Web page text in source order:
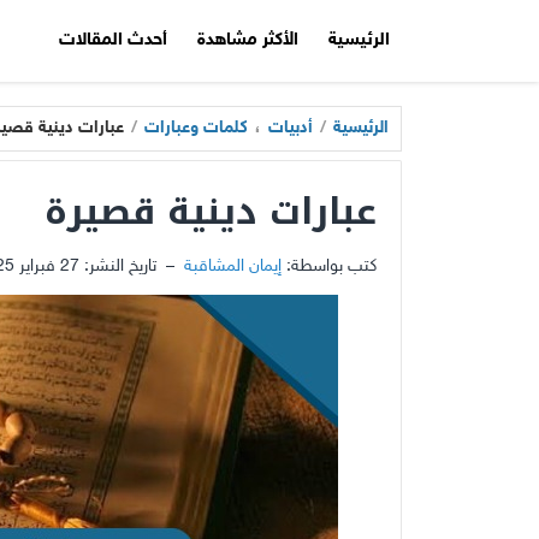
الرئيسية الأكثر مشاهدة أحدث المقالات
الرئيسية / أدبيات ، كلمات وعبارات / عبارات دينية
عبارات دينية قصيرة
كتب بواسطة: إيمان المشاقبة – تاريخ النشر: 27 فبراير 2025 - 11:04ص